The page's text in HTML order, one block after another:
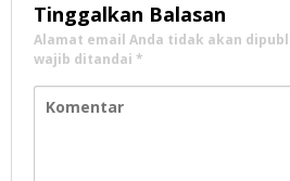
Tinggalkan Balasan
Alamat email Anda tidak akan
wajib ditandai *